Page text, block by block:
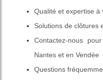
Qualité et expertise à
Solutions de clôtures
Contactez-nous
Nantes et en Vendée
Questions